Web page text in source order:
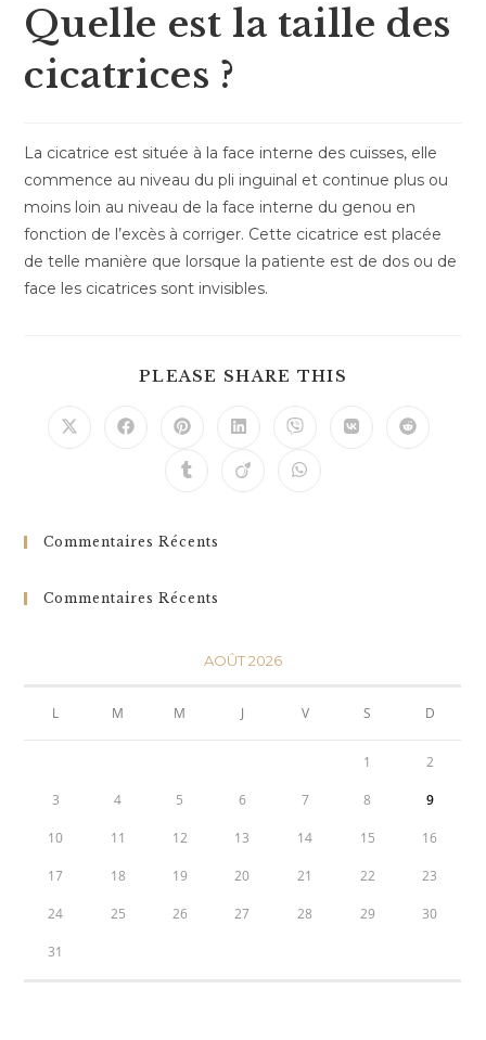
Quelle est la taille des
cicatrices ?
La cicatrice est située à la face interne des cuisses, elle
commence au niveau du pli inguinal et continue plus ou
moins loin au niveau de la face interne du genou en
fonction de l’excès à corriger. Cette cicatrice est placée
de telle manière que lorsque la patiente est de dos ou de
face les cicatrices sont invisibles.
PLEASE SHARE THIS
Commentaires Récents
Commentaires Récents
AOÛT 2026
L M M J V S D
1 2
3 4 5 6 7 8 9
10 11 12 13 14 15 16
17 18 19 20 21 22 23
24 25 26 27 28 29 30
31